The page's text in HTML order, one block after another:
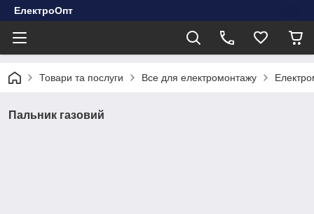
ЕлектроОпт
Товари та послуги Все для електромонтажу
Пальник газовий